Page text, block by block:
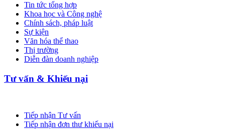
Tin tức tổng hợp
Khoa học và Công nghệ
Chính sách, pháp luật
Sự kiện
Văn hóa thể thao
Thị trường
Diễn đàn doanh nghiệp
Tư vấn & Khiếu nại
Tiếp nhận Tư vấn
Tiếp nhận đơn thư khiếu nại